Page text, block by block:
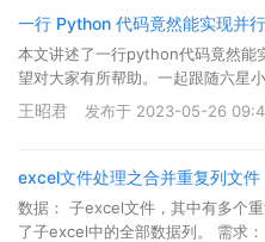
一行 Python 代码竟然能实现并行
本文讲述了一行python代码竟然能
望对大家有所帮助。一起跟随六星
王昭君 发布于 2023-05-26
excel文件处理之合并重复列文件
数据： 子excel文件，其中有多个
了子excel中的全部数据列。 需求